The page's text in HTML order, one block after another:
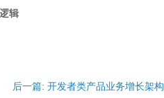
辑
后一篇: 开发者类产品业务增长架构